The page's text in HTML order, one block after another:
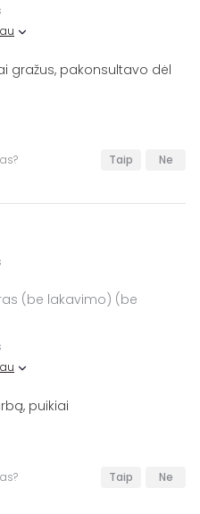
gražus, pakonsultavo dėl
Taip Ne
(be lakavimo) (be
puikiai
Taip Ne